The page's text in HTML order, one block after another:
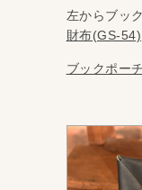
左からブッ
財布(GS-54)
ブックポー